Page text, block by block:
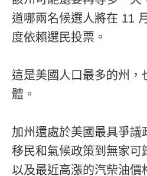
道哪兩名候選人將在 11
度依賴選民投票。
這是美國人口最多的州，
體。
加州還處於美國最具爭議
移民和氣候政策到無家可
以及最近高漲的汽柴油價